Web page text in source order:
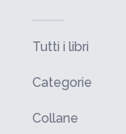
Tutti i libri
Categorie
Collane